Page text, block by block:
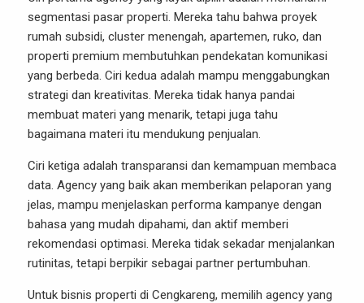
segmentasi pasar properti. Mereka tahu bahwa proyek
rumah subsidi, cluster menengah, apartemen, ruko, dan
properti premium membutuhkan pendekatan komunikasi
yang berbeda. Ciri kedua adalah mampu menggabungkan
strategi dan kreativitas. Mereka tidak hanya pandai
membuat materi yang menarik, tetapi juga tahu
bagaimana materi itu mendukung penjualan.
Ciri ketiga adalah transparansi dan kemampuan membaca
data. Agency yang baik akan memberikan pelaporan yang
jelas, mampu menjelaskan performa kampanye dengan
bahasa yang mudah dipahami, dan aktif memberi
rekomendasi optimasi. Mereka tidak sekadar menjalankan
rutinitas, tetapi berpikir sebagai partner pertumbuhan.
Untuk bisnis properti di Cengkareng, memilih agency yang